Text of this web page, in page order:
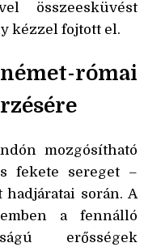
összeesküvést
kézzel fojtott el.
római
mozgósítható
fekete sereget –
során. A
a fennálló
erősségek